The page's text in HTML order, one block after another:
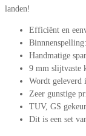
landen!
Efficiënt en
Handmatige
9 mm slijtvaste
Wordt geleverd
Zeer gunstige
TUV, GS
Dit is een set